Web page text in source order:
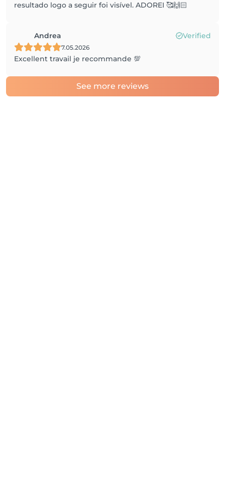
resultado logo a seguir foi visível. ADOREI 🥰🙌🏻
Andrea Verified
7.05.2026
Excellent travail je recommande 💯
See more reviews